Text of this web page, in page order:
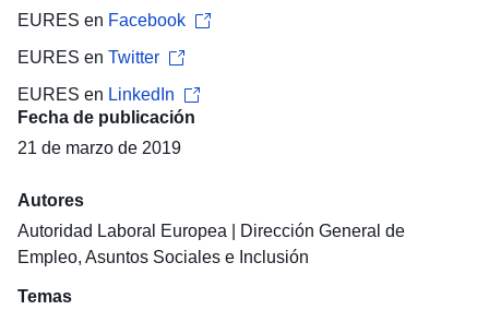
EURES en Facebook
EURES en Twitter
EURES en LinkedIn
Fecha de publicación
21 de marzo de 2019
Autores
Autoridad Laboral Europea
Dirección General de
Empleo, Asuntos Sociales e Inclusión
Temas